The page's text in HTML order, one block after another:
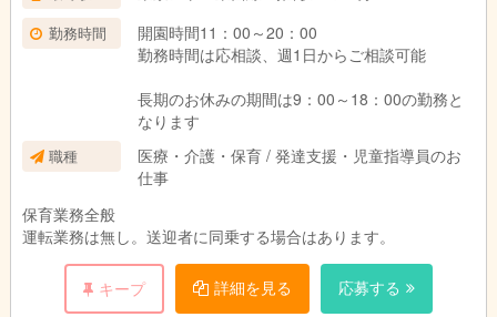
勤務時間
開園時間11：00～20：00
勤務時間は応相談、週1日からご相談可能
長期のお休みの期間は9：00～18：00の勤務と
なります
職種
医療・介護・保育 / 発達支援・児童指導員のお
仕事
保育業務全般
運転業務は無し。送迎者に同乗する場合はあります。
キープ 詳細を見る 応募する